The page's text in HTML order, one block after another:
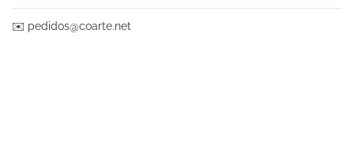
✉️ pedidos@coarte.net